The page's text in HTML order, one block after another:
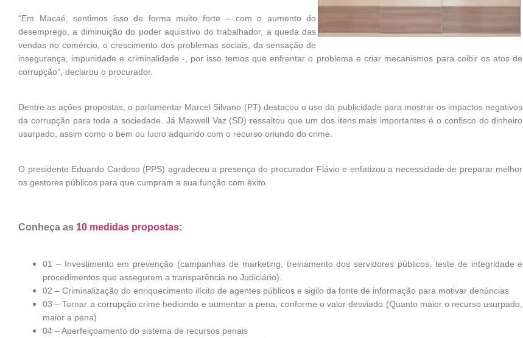
“Em Macaé, sentimos isso de forma muito forte – com o aumento do
desemprego, a diminuição do poder aquisitivo do trabalhador, a queda das
vendas no comércio, o crescimento dos problemas sociais, da sensação de
insegurança, impunidade e criminalidade -, por isso temos que enfrentar o problema e criar mecanismos para coibir os atos de
corrupção”, declarou o procurador.
Dentre as ações propostas, o parlamentar Marcel Silvano (PT) destacou o uso da publicidade para mostrar os impactos negativos
da corrupção para toda a sociedade. Já Maxwell Vaz (SD) ressaltou que um dos itens mais importantes é o confisco do dinheiro
usurpado, assim como o bem ou lucro adquirido com o recurso oriundo do crime.
O presidente Eduardo Cardoso (PPS) agradeceu a presença do procurador Flávio e enfatizou a necessidade de preparar melhor
os gestores públicos para que cumpram a sua função com êxito.
Conheça as 10 medidas propostas:
01 – Investimento em prevenção (campanhas de marketing, treinamento dos servidores públicos, teste de integridade e
procedimentos que assegurem a transparência no Judiciário).
02 – Criminalização do enriquecimento ilícito de agentes públicos e sigilo da fonte de informação para motivar denúncias
03 –Tornar a corrupção crime hediondo e aumentar a pena, conforme o valor desviado (Quanto maior o recurso usurpado,
maior a pena)
04 – Aperfeiçoamento do sistema de recursos penais